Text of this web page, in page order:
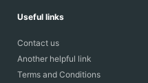
Useful links
Contact us
Another helpful link
Terms and Conditions